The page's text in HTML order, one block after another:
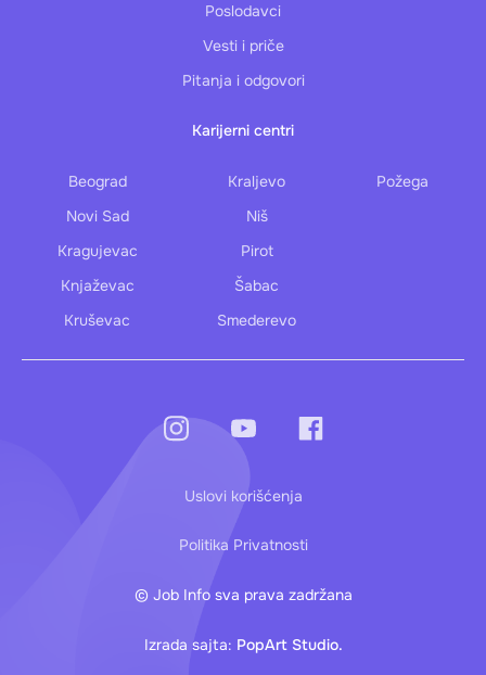
Poslodavci
Vesti i priče
Pitanja i odgovori
Karijerni centri
Beograd
Novi Sad
Kragujevac
Knjaževac
Kruševac
Kraljevo
Niš
Pirot
Šabac
Smederevo
Požega
© Job Info sva prava zadržana
Uslovi korišćenja
Politika Privatnosti
Izrada sajta: PopArt Studio.